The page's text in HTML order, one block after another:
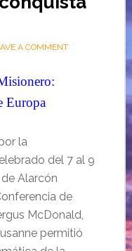
A COMMENT
Europa
la
del 7 al 9
Alarcón
de
McDonald,
permitió